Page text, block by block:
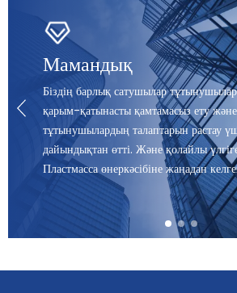
Мамандық
Біздің барлық сатушылар
қарым-қатынасты қамтамасыз ету
тұтынушылардың талаптарын растау
дайындықтан өтті. Және қолайлы
Пластмасса өнеркәсібіне жаңадан
мүмкіндігінше тез бастай алады